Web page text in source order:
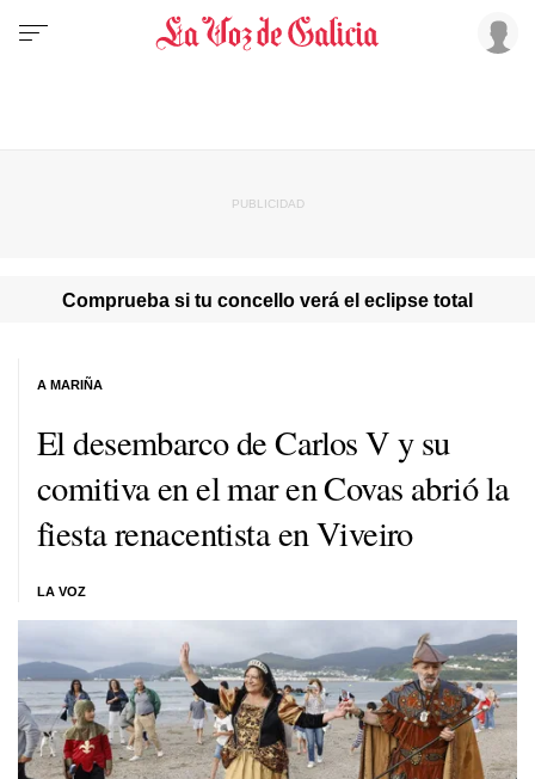
Comprueba si tu concello verá el eclipse total
El desembarco de Carlos V y su
comitiva en el mar en Covas abrió la
fiesta renacentista en Viveiro
LA VOZ
A MARIÑA